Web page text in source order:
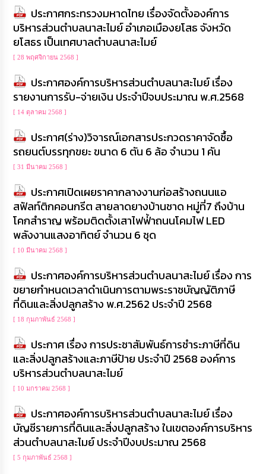
การ
จัดการ
ความ
รู้
ข้อมูล
การ
ติดต่อ
ประกาศกระทรวงมหาดไทย เรื่องจัดตั้งองค์การ
บริหารส่วนตำบลนาสะไมย์ อำเภอเมืองยโสธ จังหวัด
ยโสธร เป็นเทศบาลตำบลนาสะไมย์
[ 28 พฤศจิกายน 2568 ]
ประกาศองค์การบริหารส่วนตำบลนาสะไมย์ เรื่อง
รายงานการรับ-จ่ายเงิน ประจำปีจบประมาณ พ.ศ.2568
[ 14 ตุลาคม 2568 ]
ประกาศ(ร่าง)วิจารณ์เอกสารประกวดราคาจัดซื้อ
รถยนต์บรรทุกขยะ ขนาด 6 ตัน 6 ล้อ จำนวน 1 คัน
[ 31 มีนาคม 2568 ]
ประกาศเปิดเผยราคากลางงานก่อสร้างถนนแอ
สฟัลท์ติกคอนกรีต สายลาดยางบ้านชาด หมู่ที่7 ถึงบ้าน
โคกสำราญ พร้อมติดตั้งเสาไฟฟ่้าถนนโคมไฟ LED
พลังงานแสงอาทิตย์ จำนวน 6 ชุด
[ 10 มีนาคม 2568 ]
ประกาศองค์การบริหารส่วนตำบลนาสะไมย์ เรื่อง การ
ขยายกำหนดเวลาดำเนินการตามพระราชบัญญัติภาษี
ที่ดินและสิ่งปลูกสร้าง พ.ศ.2562 ประจำปี 2568
[ 18 กุมภาพันธ์ 2568 ]
ประกาศ เรื่อง การประชาสัมพันธ์การชำระภาษีที่ดิน
และสิ่งปลูกสร้างและภาษีป้าย ประจำปี 2568 องค์การ
บริหารส่วนตำบลนาสะไมย์
[ 10 มกราคม 2568 ]
ประกาศองค์การบริหารส่วนตำบลนาสะไมย์ เรื่อง
บัญชีรายการที่ดินและสิ่งปลูกสร้าง ในเขตองค์การบริหาร
ส่วนตำบลนาสะไมย์ ประจำปีงบประมาณ 2568
[ 5 กุมภาพันธ์ 2568 ]